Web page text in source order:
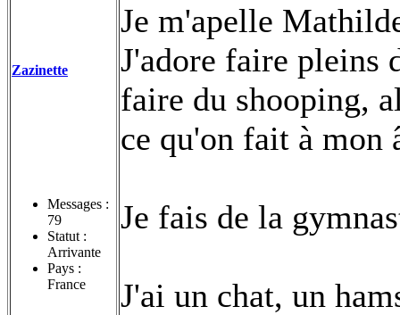
Zazinette
Messages :
79
Statut :
Arrivante
Pays :
France
Je m'apelle
J'adore faire pleins
faire du shooping,
ce qu'on fait à mon
Je fais de la
J'ai un chat, un